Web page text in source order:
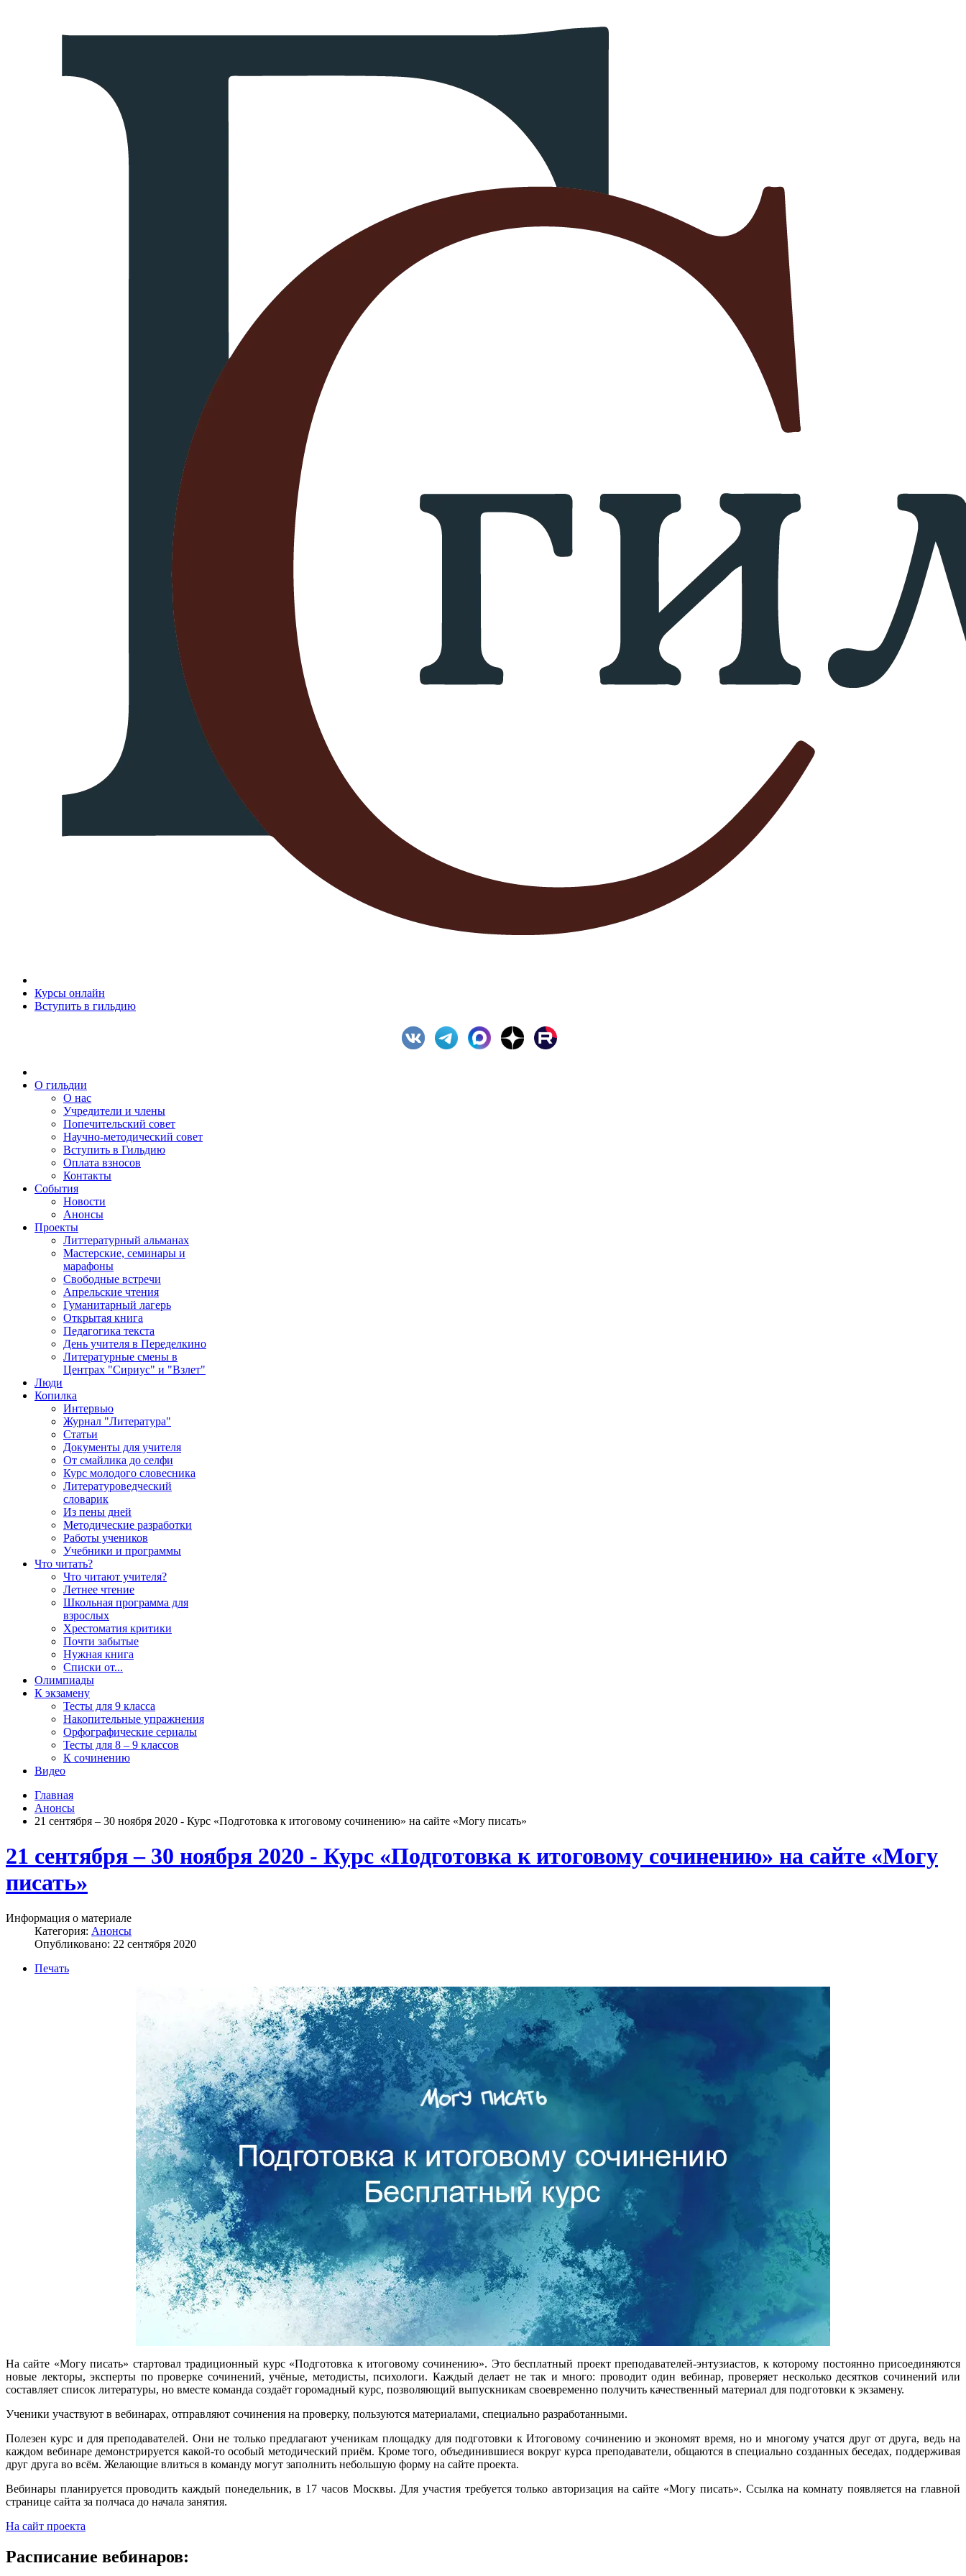
Курсы онлайн
Вступить в гильдию
О гильдии
О нас
Учредители и члены
Попечительский совет
Научно-методический совет
Вступить в Гильдию
Оплата взносов
Контакты
События
Новости
Анонсы
Проекты
Литтературный альманах
Мастерские, семинары и
марафоны
Свободные встречи
Апрельские чтения
Гуманитарный лагерь
Открытая книга
Педагогика текста
День учителя в Переделкино
Литературные смены в
Центрах "Сириус" и "Взлет"
Люди
Копилка
Интервью
Журнал "Литература"
Статьи
Документы для учителя
От смайлика до селфи
Курс молодого словесника
Литературоведческий
словарик
Из пены дней
Методические разработки
Работы учеников
Учебники и программы
Что читать?
Что читают учителя?
Летнее чтение
Школьная программа для
взрослых
Хрестоматия критики
Почти забытые
Нужная книга
Списки от...
Олимпиады
К экзамену
Тесты для 9 класса
Накопительные упражнения
Орфографические сериалы
Тесты для 8 – 9 классов
К сочинению
Видео
Главная
Анонсы
21 сентября – 30 ноября 2020 - Курс «Подготовка к итоговому сочинению» на сайте «Могу писать»
21 сентября – 30 ноября 2020 - Курс «Подготовка к итоговому сочинению» на сайте «Могу
писать»
Информация о материале
Категория: Анонсы
Опубликовано: 22 сентября 2020
Печать
На сайте «Могу писать» стартовал традиционный курс «Подготовка к итоговому сочинению». Это бесплатный проект преподавателей-энтузиастов, к которому постоянно присоединяются
новые лекторы, эксперты по проверке сочинений, учёные, методисты, психологи. Каждый делает не так и много: проводит один вебинар, проверяет несколько десятков сочинений или
составляет список литературы, но вместе команда создаёт горомадный курс, позволяющий выпускникам своевременно получить качественный материал для подготовки к экзамену.
Ученики участвуют в вебинарах, отправляют сочинения на проверку, пользуются материалами, специально разработанными.
Полезен курс и для преподавателей. Они не только предлагают ученикам площадку для подготовки к Итоговому сочинению и экономят время, но и многому учатся друг от друга, ведь на
каждом вебинаре демонстрируется какой-то особый методический приём. Кроме того, объединившиеся вокруг курса преподаватели, общаются в специально созданных беседах, поддерживая
друг друга во всём. Желающие влиться в команду могут заполнить небольшую форму на сайте проекта.
Вебинары планируется проводить каждый понедельник, в 17 часов Москвы. Для участия требуется только авторизация на сайте «Могу писать». Ссылка на комнату появляется на главной
странице сайта за полчаса до начала занятия.
На сайт проекта
Расписание вебинаров: